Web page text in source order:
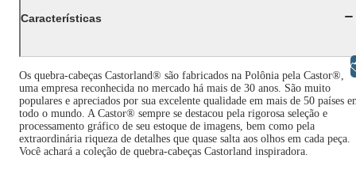
Características
Os quebra-cabeças Castorland® são fabricados na Polônia pela Castor®,
uma empresa reconhecida no mercado há mais de 30 anos. São muito
populares e apreciados por sua excelente qualidade em mais de 50 países
todo o mundo. A Castor® sempre se destacou pela rigorosa seleção e
processamento gráfico de seu estoque de imagens, bem como pela
extraordinária riqueza de detalhes que quase salta aos olhos em cada peça.
Você achará a coleção de quebra-cabeças Castorland inspiradora.